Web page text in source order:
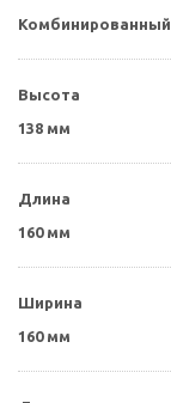
Комбинированный
Высота
138 мм
Длина
160 мм
Ширина
160 мм